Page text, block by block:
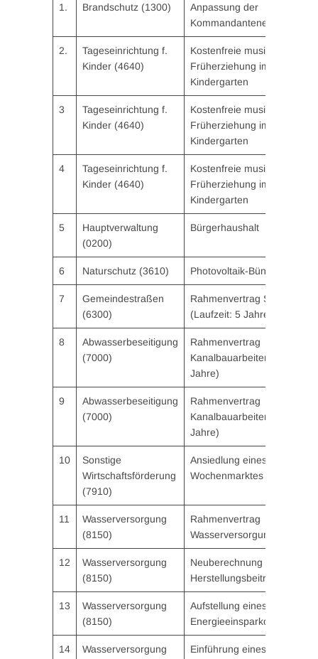
1. Brandschutz (1300)
Anpassung der
2.
Tageseinrichtung f.
Kinder (4640)
Kostenfreie musikalische
Früherziehung im
Kindergarten
3
Tageseinrichtung f.
Kinder (4640)
Kostenfreie musikalische
Früherziehung im
Kindergarten
4
Tageseinrichtung f.
Kinder (4640)
Kostenfreie musikalische
Früherziehung im
Kindergarten
5
Hauptverwaltung
(0200)
Bürgerhaushalt
6 Naturschutz (3610) Photovoltaik-Bündelaktion
7
Gemeindestraßen
(6300)
Rahmenvertrag Straßenbau
(Laufzeit: 5 Jahre)
8
Abwasserbeseitigung
(7000)
Rahmenvertrag
Kanalbauarbeiten (Laufzeit:
Jahre)
9
Abwasserbeseitigung
(7000)
Rahmenvertrag
Kanalbauarbeiten (Laufzeit:
Jahre)
10
Sonstige
Wirtschaftsförderung
(7910)
Ansiedlung eines
Wochenmarktes
11
Wasserversorgung
(8150)
Rahmenvertrag
Wasserversorgung
12
Wasserversorgung
(8150)
Neuberechnung
Herstellungsbeiträge
13
Wasserversorgung
(8150)
Aufstellung eines
Energieeinsparkonzeptes
14
Wasserversorgung
Einführung eines TSM für